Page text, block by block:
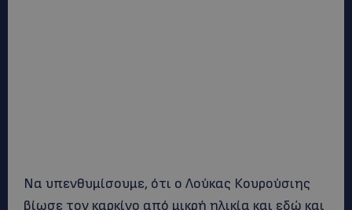
Να υπενθυμίσουμε, ότι ο Λούκας Κουρούσιης
βίωσε τον καρκίνο από μικρή ηλικία και εδώ και